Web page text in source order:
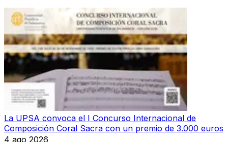
La UPSA convoca el I Concurso Internacional de
Composición Coral Sacra con un premio de 3.000 euros
4 ago 2026